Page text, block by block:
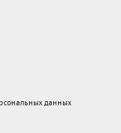
данных